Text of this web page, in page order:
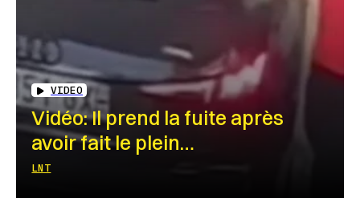
VIDEO
Vidéo: Il prend la fuite après
avoir fait le plein…
LNT